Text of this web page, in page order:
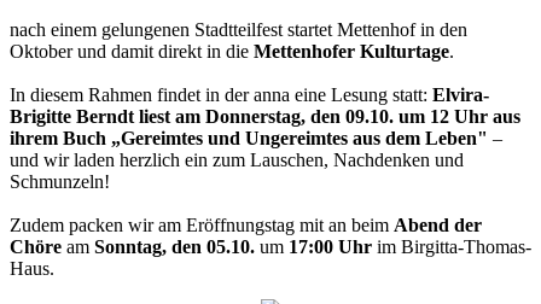
nach einem gelungenen Stadtteilfest startet Mettenhof in den
Oktober und damit direkt in die Mettenhofer Kulturtage.
In diesem Rahmen findet in der anna eine Lesung statt: Elvira-
Brigitte Berndt liest am Donnerstag, den 09.10. um 12 Uhr aus
ihrem Buch „Gereimtes und Ungereimtes aus dem Leben" –
und wir laden herzlich ein zum Lauschen, Nachdenken und
Schmunzeln!
Zudem packen wir am Eröffnungstag mit an beim Abend der
Chöre am Sonntag, den 05.10. um 17:00 Uhr im Birgitta-Thomas-
Haus.